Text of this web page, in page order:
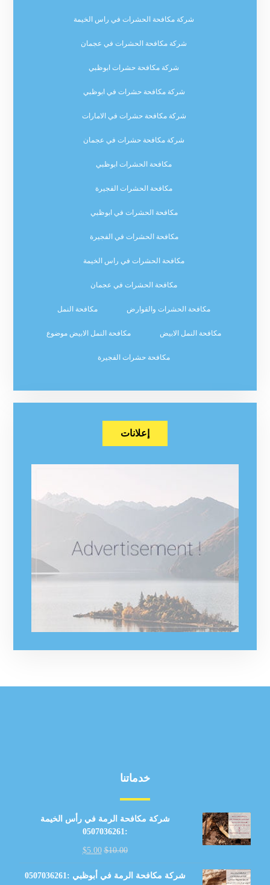
شركة مكافحة الحشرات في راس الخيمة
شركة مكافحة الحشرات في عجمان
شركة مكافحة حشرات ابوظبي
شركة مكافحة حشرات في ابوظبي
شركة مكافحة حشرات في الامارات
شركة مكافحة حشرات في عجمان
مكافحة الحشرات ابوظبي
مكافحة الحشرات الفجيرة
مكافحة الحشرات في ابوظبي
مكافحة الحشرات في الفجيرة
مكافحة الحشرات في راس الخيمة
مكافحة الحشرات في عجمان
مكافحة الحشرات والقوارض مكافحة النمل
مكافحة النمل الابيض مكافحة النمل الابيض موضوع
مكافحة حشرات الفجيرة
إعلانات
خدماتنا
شركة مكافحة الرمة في رأس الخيمة
:0507036261
$10.00
$5.00
شركة مكافحة الرمة في أبوظبي :0507036261